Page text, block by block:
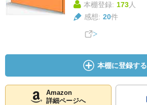
本棚登録: 173人
感想: 20件
本棚に登録する
Amazon
詳細ページへ